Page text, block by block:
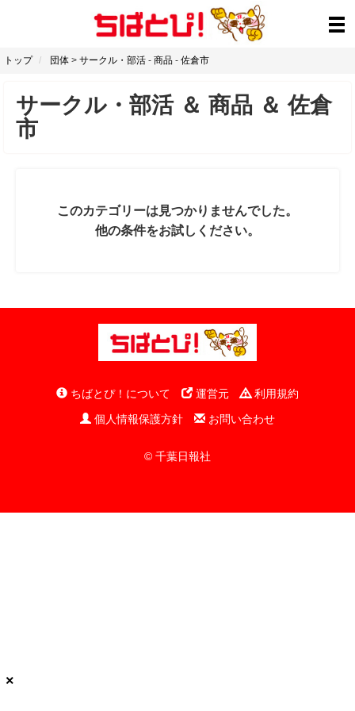
トップ 団体 > サークル・部活 - 商品 - 佐倉市
サークル・部活＆ 商品 ＆佐倉
市
このカテゴリーは見つかりませんでした。
他の条件をお試しください。
ちばとぴ！について 運営元
利用規約
個人情報保護方針
お問い合わせ
© 千葉日報社
×